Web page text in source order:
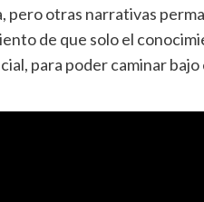
otras narrativas
de que solo el
para poder caminar